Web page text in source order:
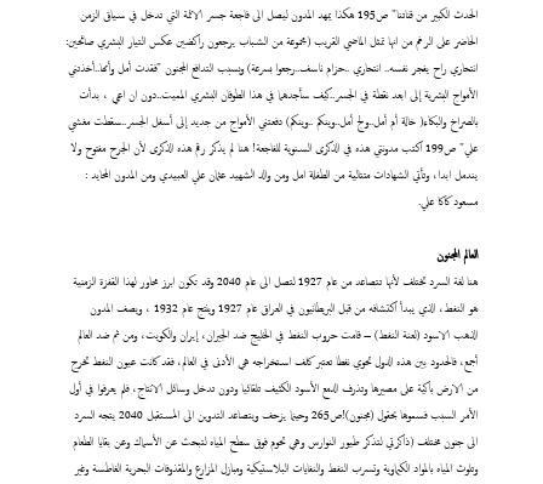
الحدث الكبير من قناتنا" ص195 هكذا يمهد المدون ليصل الى فاجعة جسر الائمة التي تدخل في سياق الزمن
الحاضر على الرغم من انها تمثل الماضي القريب (مجموعة من الشباب يرجعون راكضين عكس التيار البشري صائحين:
انتحاري راح يفجر نفسه.. انتحاري ..حزام ناسف..رجعوا بسرعة) وبسبب التدافع المجنون "فقدت أمل وأمها..أخذتني
الأمواج البشرية إلى ابعد نقطة في الجسر..كيف سأجدهما في هذا الطوفان البشري المميت..دون ان اعي ، بدأت
بالصراخ والبكاء( خالة أم أمل..ولج أمل..وينكم ..وينكم) دفعتني الأمواج من جديد إلى أسفل الجسر..سقطت مغشي
علي" ص199 اكتب مدونتي هذه في الذكرى السنوية للفاجعة! هنا لم يذكر رقم هذه الذكرى لأن الجرح مفتوح ولا
يندمل ابدا، وتأتي الشهادات متتالية من الطفلة امل ومن والد الشهيد عثمان علي العبيدي ومن المدون المحايد :
مسعود كاكا علي.
العالم المجنون
هنا لغة السرد تختلف لأنها تتصاعد من عام 1927 لتصل الى عام 2040 وقد تكون ابرز محاور لهذا القفزة الزمنية
هو النفط، الذي يبدأ اكتشافه من قبل البريطانيون في العراق عام 1927 وينتج عام 1932 ، ويصف المدون
الذهب الاسود (لعنة النفط) – قامت حروب النفط في الخليج ضد الجيران، إيران والكويت، ومن ثم ضد العالم
أجمع، فالحدود بين هذه الدول تحوي نفطا تعتبر كلف استخراجه هي الأدنى في العالم، فقد كانت عيون النفط تخرج
من الارض باكية على مصيرها وتذرف الدمع الأسود الكثيف تلقائيا ودون تدخل وسائل الانتاج، فلم يعرفوا في أول
الأمر السبب فسموها بحقول (مجنون)!ص265 وحينما يزحف ويتصاعد التدوين الى المستقبل 2040 يتجه السرد
الى جنون مختلف (ذاكرتي لتذكر طيور النوارس وهي تحوم فوق سطح المياه لتبحث عن الأسماك وعن بقايا الطعام
وتلوث المياه بالمواد الكيماوية وتسرب النفط والنفايات البلاستيكية ومبازل المزارع والمقذوفات البحرية الغاطسة وغير